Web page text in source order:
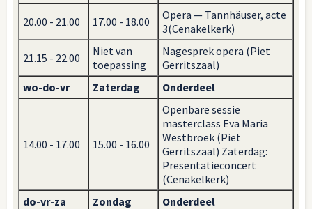
20.00 - 21.00 17.00 - 18.00
Opera — Tannhäuser, acte
3(Cenakelkerk)
21.15 - 22.00
Niet van
toepassing
Nagesprek opera (Piet
Gerritszaal)
wo-do-vr
Zaterdag Onderdeel
14.00 - 17.00 15.00 - 16.00
Openbare sessie
masterclass Eva Maria
Westbroek (Piet
Gerritszaal) Zaterdag:
Presentatieconcert
(Cenakelkerk)
do-vr-za
Zondag Onderdeel